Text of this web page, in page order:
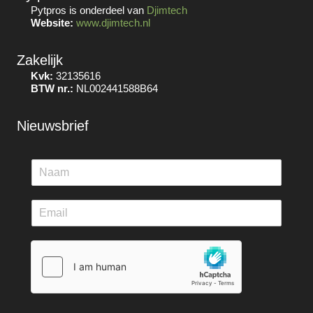
Pytpros is onderdeel van Djimtech
Website: www.djimtech.nl
Zakelijk
Kvk: 32135616
BTW nr.: NL002441588B64
Nieuwsbrief